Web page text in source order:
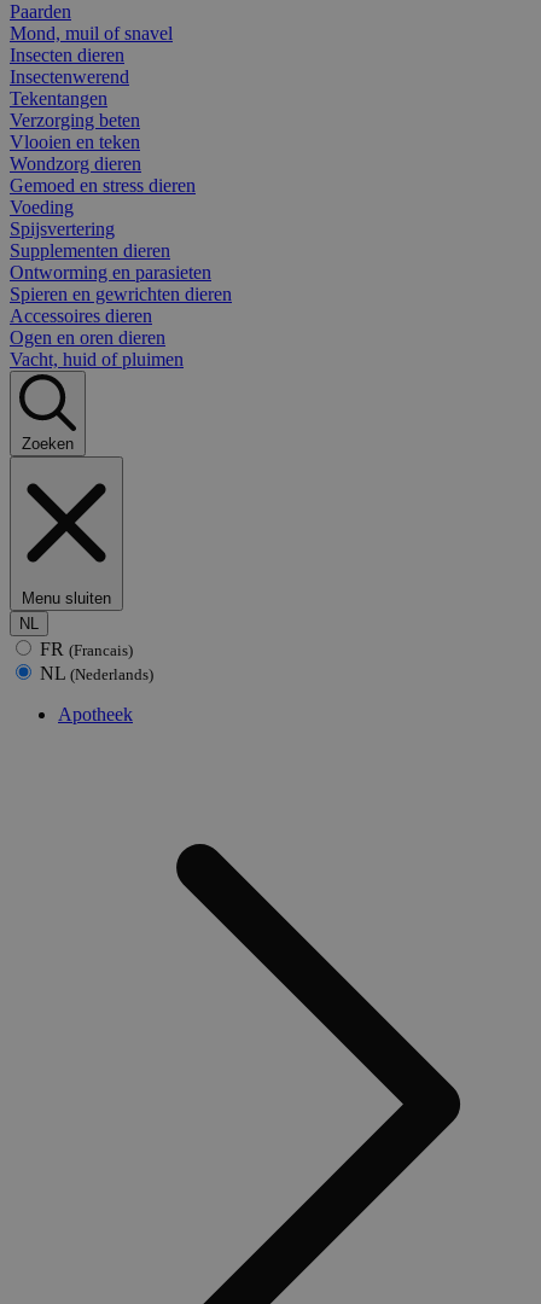
Paarden
Mond, muil of snavel
Insecten dieren
Insectenwerend
Tekentangen
Verzorging beten
Vlooien en teken
Wondzorg dieren
Gemoed en stress dieren
Voeding
Spijsvertering
Supplementen dieren
Ontworming en parasieten
Spieren en gewrichten dieren
Accessoires dieren
Ogen en oren dieren
Vacht, huid of pluimen
Zoeken
Menu sluiten
NL
FR (Francais)
NL (Nederlands)
Apotheek